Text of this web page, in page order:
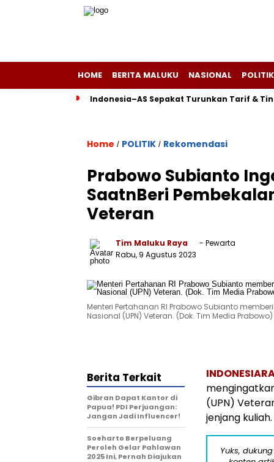
HOME BERITA MALUKU NASIONAL POLITIK
Indonesia–AS Sepakat Turunkan Tarif &
Home / POLITIK / Rekomendasi
Prabowo Subianto
SaatnBeri
Veteran
Tim Maluku Raya
- Pewarta
Rabu, 9 Agustus 2023
Menteri Pertahanan RI Prabowo Subianto
Nasional (UPN) Veteran. (Dok. Tim Media Prabowo)
(UPN)
jenjang kuliah.
Yuks,
Berita Terkait
Gibran Dapat Kantor di
Papua! PDI Perjuangan:
Jangan Jadi Influencer!
Soeharto Berpeluang
Peroleh Gelar Pahlawan
2025 Ini, Pernah Diajukan